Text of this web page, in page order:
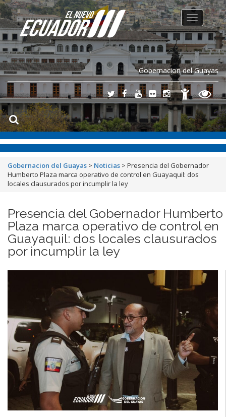
Gobernacion del Guayas
Toggle
navigation
Gobernacion del Guayas > Noticias > Presencia del Gobernador
Humberto Plaza marca operativo de control en Guayaquil: dos
locales clausurados por incumplir la ley
Presencia del Gobernador Humberto
Plaza marca operativo de control en
Guayaquil: dos locales clausurados
por incumplir la ley